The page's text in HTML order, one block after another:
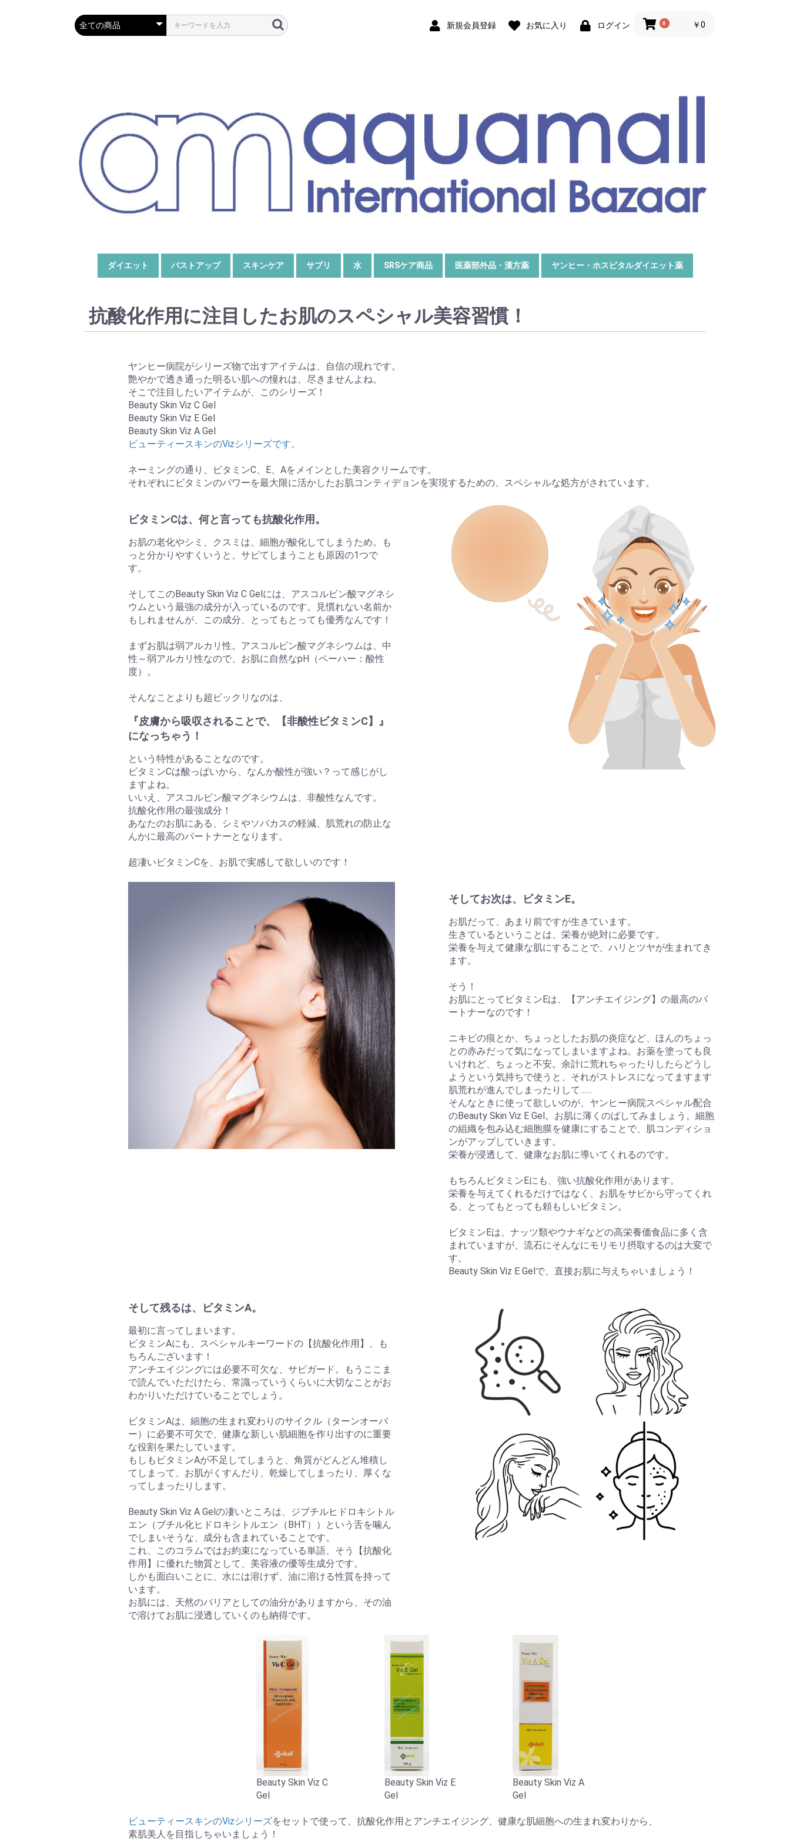
新規会員登録 お気に入り ログイン 0 ￥0
ダイエット バストアップ スキンケア サプリ 水 SRSケア商品 医薬部外品・漢方薬 ヤンヒー・ホスピタルダイエット薬
抗酸化作用に注目したお肌のスペシャル美容習慣！
ヤンヒー病院がシリーズ物で出すアイテムは、自信の現れです。
艶やかで透き通った明るい肌への憧れは、尽きませんよね。
そこで注目したいアイテムが、このシリーズ！
Beauty Skin Viz C Gel
Beauty Skin Viz E Gel
Beauty Skin Viz A Gel
ビューティースキンのVizシリーズです。
ネーミングの通り、ビタミンC、E、Aをメインとした美容クリームです。
それぞれにビタミンのパワーを最大限に活かしたお肌コンティデョンを実現するための、スペシャルな処方がされています。
ビタミンCは、何と言っても抗酸化作用。
お肌の老化やシミ、クスミは、細胞が酸化してしまうため。も
っと分かりやすくいうと、サビてしまうことも原因の1つで
す。
そしてこのBeauty Skin Viz C Gelには、アスコルビン酸マグネシ
ウムという最強の成分が入っているのです。見慣れない名前か
もしれませんが、この成分、とってもとっても優秀なんです！
まずお肌は弱アルカリ性。アスコルビン酸マグネシウムは、中
性～弱アルカリ性なので、お肌に自然なpH（ペーハー：酸性
度）。
そんなことよりも超ビックリなのは、
『皮膚から吸収されることで、【非酸性ビタミンC】』
になっちゃう！
という特性があることなのです。
ビタミンCは酸っぱいから、なんか酸性が強い？って感じがし
ますよね。
いいえ、アスコルビン酸マグネシウムは、非酸性なんです。
抗酸化作用の最強成分！
あなたのお肌にある、シミやソバカスの軽減、肌荒れの防止な
んかに最高のパートナーとなります。
超凄いビタミンCを、お肌で実感して欲しいのです！
そしてお次は、ビタミンE。
お肌だって、あまり前ですが生きています。
生きているということは、栄養が絶対に必要です。
栄養を与えて健康な肌にすることで、ハリとツヤが生まれてき
ます。
そう！
お肌にとってビタミンEは、【アンチエイジング】の最高のパ
ートナーなのです！
ニキビの痕とか、ちょっとしたお肌の炎症など、ほんのちょっ
との赤みだって気になってしまいますよね。お薬を塗っても良
いけれど、ちょっと不安。余計に荒れちゃったりしたらどうし
ようという気持ちで使うと、それがストレスになってますます
肌荒れが進んでしまったりして……
そんなときに使って欲しいのが、ヤンヒー病院スペシャル配合
のBeauty Skin Viz E Gel。お肌に薄くのばしてみましょう。細胞
の組織を包み込む細胞膜を健康にすることで、肌コンディショ
ンがアップしていきます。
栄養が浸透して、健康なお肌に導いてくれるのです。
もちろんビタミンEにも、強い抗酸化作用があります。
栄養を与えてくれるだけではなく、お肌をサビから守ってくれ
る、とってもとっても頼もしいビタミン。
ビタミンEは、ナッツ類やウナギなどの高栄養価食品に多く含
まれていますが、流石にそんなにモリモリ摂取するのは大変で
す。
Beauty Skin Viz E Gelで、直接お肌に与えちゃいましょう！
そして残るは、ビタミンA。
最初に言ってしまいます。
ビタミンAにも、スペシャルキーワードの【抗酸化作用】、も
ちろんございます！
アンチエイジングには必要不可欠な、サビガード。もうここま
で読んでいただけたら、常識っていうくらいに大切なことがお
わかりいただけていることでしょう。
ビタミンAは、細胞の生まれ変わりのサイクル（ターンオーバ
ー）に必要不可欠で、健康な新しい肌細胞を作り出すのに重要
な役割を果たしています。
もしもビタミンAが不足してしまうと、角質がどんどん堆積し
てしまって、お肌がくすんだり、乾燥してしまったり、厚くな
ってしまったりします。
Beauty Skin Viz A Gelの凄いところは、ジブチルヒドロキシトル
エン（ブチル化ヒドロキシトルエン（BHT））という舌を噛ん
でしまいそうな、成分も含まれていることです。
これ、このコラムではお約束になっている単語、そう【抗酸化
作用】に優れた物質として、美容液の優等生成分です。
しかも面白いことに、水には溶けず、油に溶ける性質を持って
います。
お肌には、天然のバリアとしての油分がありますから、その油
で溶けてお肌に浸透していくのも納得です。
Beauty Skin Viz C
Gel
Beauty Skin Viz E
Gel
Beauty Skin Viz A
Gel
ビューティースキンのVizシリーズをセットで使って、抗酸化作用とアンチエイジング、健康な肌細胞への生まれ変わりから、
素肌美人を目指しちゃいましょう！